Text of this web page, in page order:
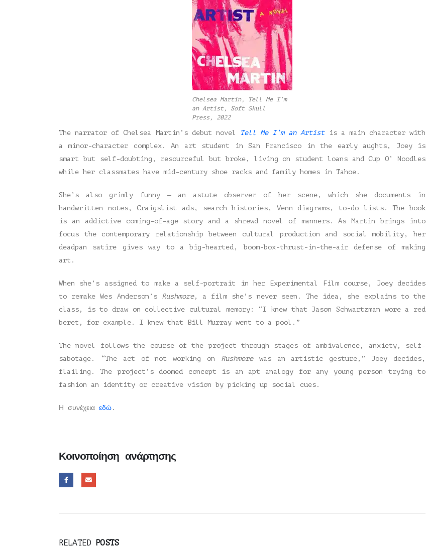
Chelsea Martin, Tell Me I’m
an Artist, Soft Skull
Press, 2022
The narrator of Chelsea Martin’s debut novel Tell Me I’m an Artistis a main character with
a minor-character complex. An art student in San Francisco in the early aughts, Joey is
smart but self-doubting, resourceful but broke, living on student loans and Cup O’ Noodles
while her classmates have mid-century shoe racks and family homes in Tahoe.
She’s also grimly funny — an astute observer of her scene, which she documents in
handwritten notes, Craigslist ads, search histories, Venn diagrams, to-do lists. The book
is an addictive coming-of-age story and a shrewd novel of manners. As Martin brings into
focus the contemporary relationship between cultural production and social mobility, her
deadpan satire gives way to a big-hearted, boom-box-thrust-in-the-air defense of making
art.
When she’s assigned to make a self-portrait in her Experimental Film course, Joey decides
to remake Wes Anderson’s Rushmore, a film she’s never seen. The idea, she explains to the
class, is to draw on collective cultural memory: “I knew that Jason Schwartzman wore a red
beret, for example. I knew that Bill Murray went to a pool.”
The novel follows the course of the project through stages of ambivalence, anxiety, self-
sabotage. “The act of not working on Rushmorewas an artistic gesture,” Joey decides,
flailing. The project’s doomed concept is an apt analogy for any young person trying to
fashion an identity or creative vision by picking up social cues.
Η συνέχεια εδώ .
Κοινοποίηση ανάρτησης
RELATED POSTS